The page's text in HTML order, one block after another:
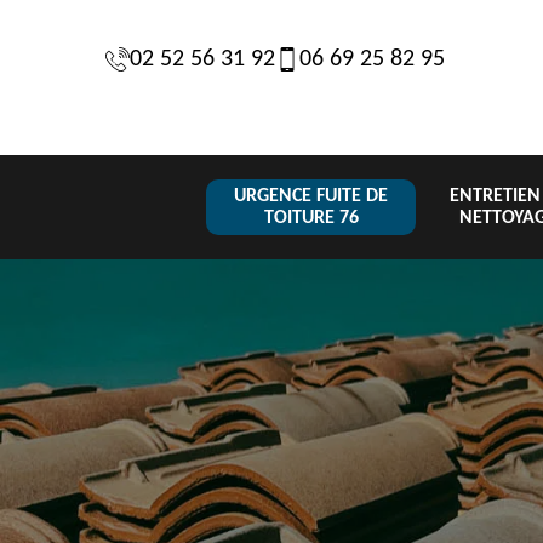
02 52 56 31 92 06 69 25 82 95
URGENCE FUITE DE
TOITURE 76
de
Urgence fuite
de toiture 76
Changement
de toiture et
tuile 76
Couvreur